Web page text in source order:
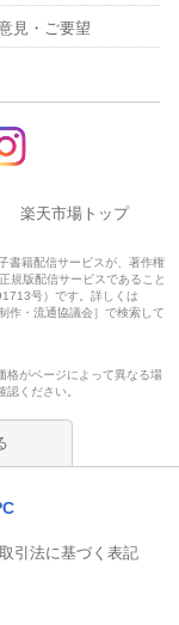
見・ご要望
楽天市場トップ
書籍配信サービスが、著作権
規版配信サービスであること
号）です。詳しくは
作・流通協議会］で検索して
格がページによって異なる場
ください。
引法に基づく表記